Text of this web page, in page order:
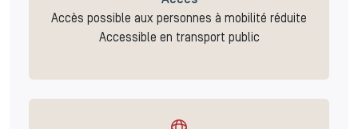
Accès possible aux personnes à mobilité réduite
Accessible en transport public